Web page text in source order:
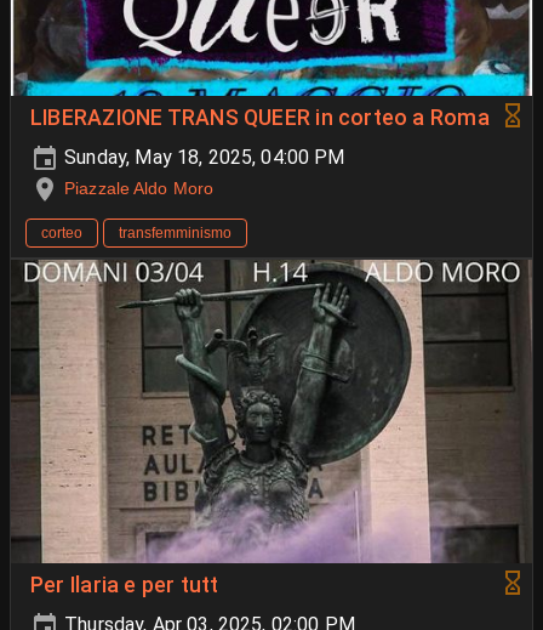
LIBERAZIONE TRANS QUEER in corteo a Roma
Sunday, May 18, 2025, 04:00 PM
Piazzale Aldo Moro
corteo transfemminismo
Per Ilaria e per tutt
Thursday, Apr 03, 2025, 02:00 PM